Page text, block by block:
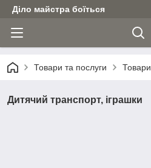
Діло майстра боїться
Товари та послуги
Дитячий транспорт, іграшки